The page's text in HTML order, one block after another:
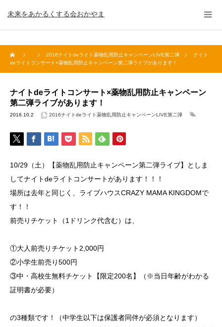
未来をあかるくする会おかやま
2016ナイトdeライト薬物乱用防止キャンペーンLIVE第二弾
ナイト
deライトコンサート×薬物乱用防止キャンペーン第二弾ライブがあります！
ナイトdeライトコンサート×薬物乱用防止キャンペーン
第二弾ライブがあります！
2016.10.2 2016ナイトdeライト薬物乱用防止キャンペーンLIVE第二弾
10/29（土）【薬物乱用防止キャンペーン第二弾ライブ】としま
してナイトdeライトコンサートがあります！！！
場所は去年と同じく、ライブハウスCRAZY MAMA KINGDOMで
す！！
前売りチケット（1ドリンク代含む）は、
①大人前売りチケット2,000円
②小学生前売り500円
③中・高校生無料チケット【限定200名】（※当日年齢がわかる
証明書が必要）
の3種類です！（中学生以下は保護者同伴が必須となります）